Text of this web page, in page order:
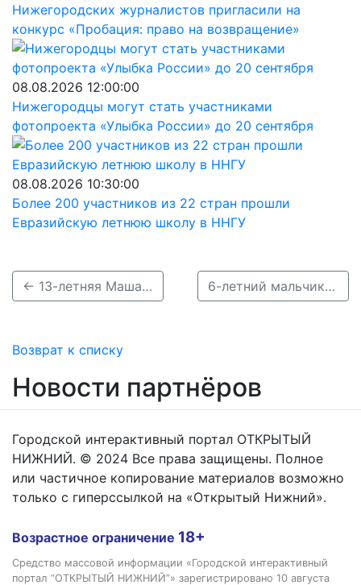
Нижегородских журналистов пригласили на
конкурс «Пробация: право на возвращение»
08.08.2026 12:00:00
Нижегородцы могут стать участниками
фотопроекта «Улыбка России» до 20 сентября
08.08.2026 10:30:00
Более 200 участников из 22 стран прошли
Евразийскую летнюю школу в ННГУ
← 13-летняя Маша Лошкарева пропала в Кстовском районе 6-летний мальчик пропал в Сарове 10 ноября →
Возврат к списку
Новости партнёров
Городской интерактивный портал ОТКРЫТЫЙ
НИЖНИЙ. © 2024 Все права защищены. Полное
или частичное копирование материалов возможно
только с гиперссылкой на «Открытый Нижний».
Возрастное ограничение 18+
Средство массовой информации «Городской интерактивный
портал “ОТКРЫТЫЙ НИЖНИЙ”» зарегистрировано 10 августа